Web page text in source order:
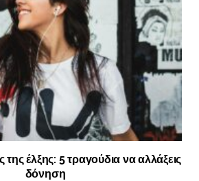
έλξης: 5 τραγούδια να αλλάξεις
δόνηση